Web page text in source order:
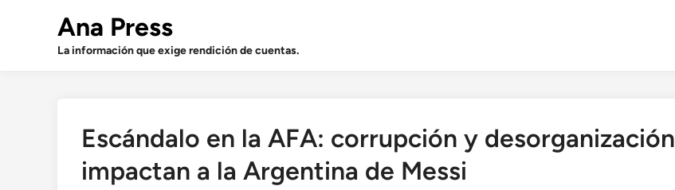
Ana Press
La información que exige rendición de cuentas.
Escándalo en la AFA: corrupción y desorganización
impactan a la Argentina de Messi